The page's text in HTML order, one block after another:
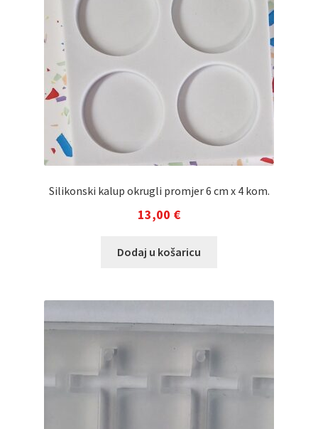
Silikonski kalup okrugli promjer 6 cm x 4 kom.
13,00 €
Dodaj u košaricu